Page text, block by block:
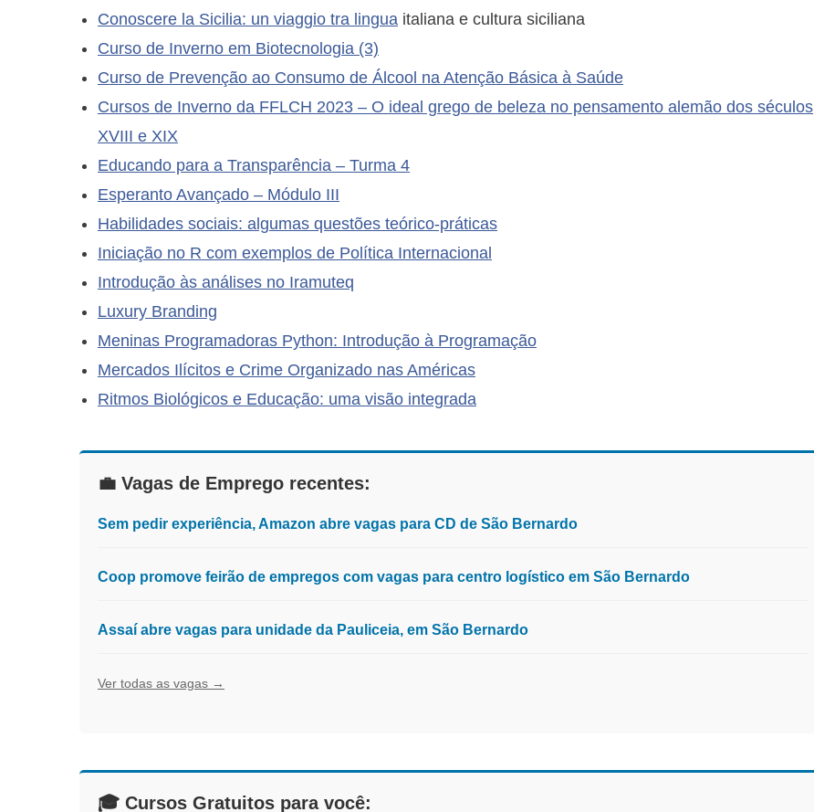
Conoscere la Sicilia: un viaggio tra lingua italiana e cultura siciliana
Curso de Inverno em Biotecnologia (3)
Curso de Prevenção ao Consumo de Álcool na Atenção Básica à Saúde
Cursos de Inverno da FFLCH 2023 – O ideal grego de beleza no pensamento alemão dos séculos
XVIII e XIX
Educando para a Transparência – Turma 4
Esperanto Avançado – Módulo III
Habilidades sociais: algumas questões teórico-práticas
Iniciação no R com exemplos de Política Internacional
Introdução às análises no Iramuteq
Luxury Branding
Meninas Programadoras Python: Introdução à Programação
Mercados Ilícitos e Crime Organizado nas Américas
Ritmos Biológicos e Educação: uma visão integrada
💼 Vagas de Emprego recentes:
Sem pedir experiência, Amazon abre vagas para CD de São Bernardo
Coop promove feirão de empregos com vagas para centro logístico em São Bernardo
Assaí abre vagas para unidade da Pauliceia, em São Bernardo
Ver todas as vagas →
🎓 Cursos Gratuitos para você: